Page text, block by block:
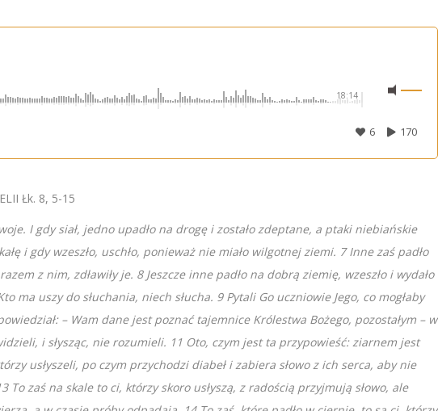
18:14
170
6
Łk. 8, 5-15
I gdy siał, jedno upadło na drogę i zostało zdeptane, a ptaki niebiańskie
i gdy wzeszło, uschło, ponieważ nie miało wilgotnej ziemi. 7 Inne zaś padło
z nim, zdławiły je. 8 Jeszcze inne padło na dobrą ziemię, wzeszło i wydało
ma uszy do słuchania, niech słucha. 9 Pytali Go uczniowie Jego, co mogłaby
– Wam dane jest poznać tajemnice Królestwa Bożego, pozostałym – w
i słysząc, nie rozumieli. 11 Oto, czym jest ta przypowieść: ziarnem jest
usłyszeli, po czym przychodzi diabeł i zabiera słowo z ich serca, aby nie
To zaś na skale to ci, którzy skoro usłyszą, z radością przyjmują słowo, ale